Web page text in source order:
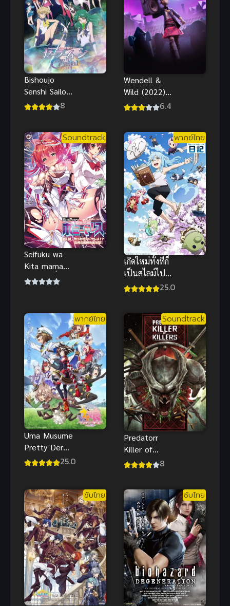
Bishoujo
Senshi Sailor
Moon Crystal
คริสตัล ภาค 3
8
Wendell &
Wild (2022)
เวนเดลล์กับไว
6.4
Soundtrack
Seifuku wa
Kita mama
de ตอนที่ 1
ไทย Anal
(ประตูหลัง) |
พากย์ไทย
เกิดใหม่ทั้งทีก็
เป็นสไลม์ไป
ซะแล้ว ซับ25.0
พากย์ไทย
Uma Musume
Pretty Derby
3 สาวม้าโม25.0
Soundtrack
Predatorr
Killer of
Killers (2025)
แค้น
8
ซับไทย ซับไทย